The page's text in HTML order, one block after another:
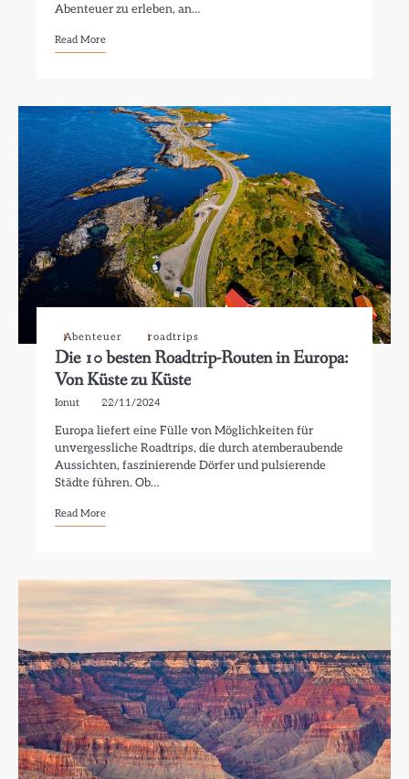
Abenteuer zu erleben, an…
Read More
Abenteuer roadtrips
Die 10 besten Roadtrip-Routen in Europa:
Von Küste zu Küste
Ionut 22/11/2024
Europa liefert eine Fülle von Möglichkeiten für
unvergessliche Roadtrips, die durch atemberaubende
Aussichten, faszinierende Dörfer und pulsierende
Städte führen. Ob…
Read More